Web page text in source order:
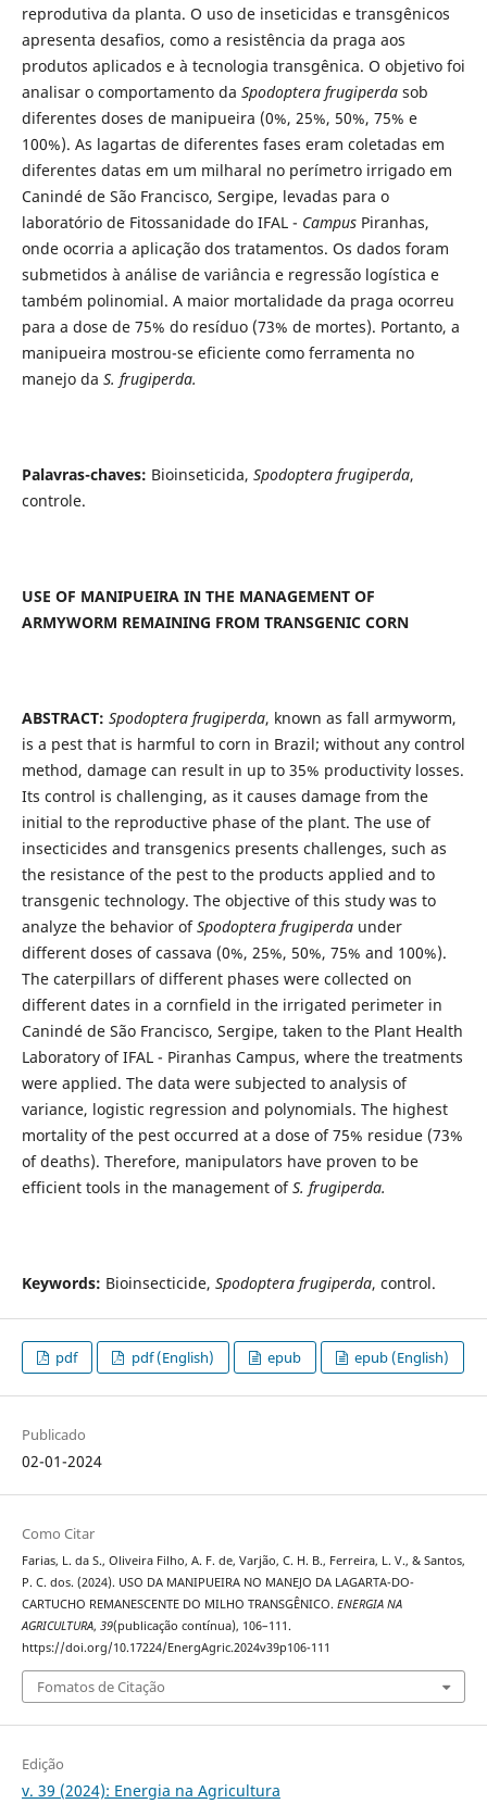
reprodutiva da planta. O uso de inseticidas e transgênicos
apresenta desafios, como a resistência da praga aos
produtos aplicados e à tecnologia transgênica. O objetivo foi
analisar o comportamento da Spodoptera frugiperdasob
diferentes doses de manipueira (0%, 25%, 50%, 75% e
100%). As lagartas de diferentes fases eram coletadas em
diferentes datas em um milharal no perímetro irrigado em
Canindé de São Francisco, Sergipe, levadas para o
laboratório de Fitossanidade do IFAL - CampusPiranhas,
onde ocorria a aplicação dos tratamentos. Os dados foram
submetidos à análise de variância e regressão logística e
também polinomial. A maior mortalidade da praga ocorreu
para a dose de 75% do resíduo (73% de mortes). Portanto, a
manipueira mostrou-se eficiente como ferramenta no
manejo da S. frugiperda.
Palavras-chaves: Bioinseticida, Spodoptera frugiperda,
controle.
USE OF MANIPUEIRA IN THE MANAGEMENT OF
ARMYWORM REMAINING FROM TRANSGENIC CORN
ABSTRACT: Spodoptera frugiperda, known as fall armyworm,
is a pest that is harmful to corn in Brazil; without any control
method, damage can result in up to 35% productivity losses.
Its control is challenging, as it causes damage from the
initial to the reproductive phase of the plant. The use of
insecticides and transgenics presents challenges, such as
the resistance of the pest to the products applied and to
transgenic technology. The objective of this study was to
analyze the behavior ofSpodoptera frugiperdaunder
different doses of cassava (0%, 25%, 50%, 75% and 100%).
The caterpillars of different phases were collected on
different dates in a cornfield in the irrigated perimeter in
Canindé de São Francisco, Sergipe, taken to the Plant Health
Laboratory of IFAL - Piranhas Campus, where the treatments
were applied. The data were subjected to analysis of
variance, logistic regression and polynomials. The highest
mortality of the pest occurred at a dose of 75% residue (73%
of deaths). Therefore, manipulators have proven to be
efficient tools in the management ofS. frugiperda.
Keywords: Bioinsecticide, Spodoptera frugiperda, control.
pdf pdf (English) epub epub (English)
Publicado
02-01-2024
Como Citar
Farias, L. da S., Oliveira Filho, A. F. de, Varjão, C. H. B., Ferreira, L. V., & Santos,
P. C. dos. (2024). USO DA MANIPUEIRA NO MANEJO DA LAGARTA-DO-
CARTUCHO REMANESCENTE DO MILHO TRANSGÊNICO. ENERGIA NA
AGRICULTURA, 39(publicação contínua), 106–111.
https://doi.org/10.17224/EnergAgric.2024v39p106-111
Fomatos de Citação
Edição
v. 39 (2024): Energia na Agricultura